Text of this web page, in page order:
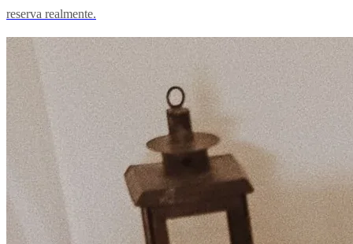
reserva realmente.